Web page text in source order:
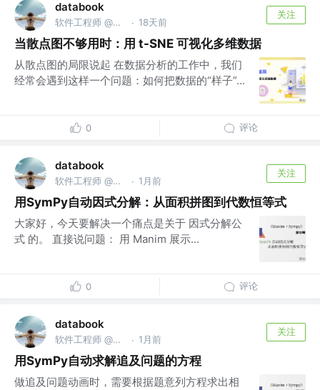
databook
软件工程师 @南京亚原软件有限公司 · 18天前
关注
当散点图不够用时：用 t-SNE 可视化多维数据
从散点图的局限说起 在数据分析的工作中，我们
经常会遇到这样一个问题：如何把数据的“样子”...
0 评论
databook
软件工程师 @南京亚原软件有限公司 · 1月前
关注
用SymPy自动因式分解：从面积拼图到代数恒等式
大家好，今天要解决一个痛点是关于 因式分解公
式 的。 直接说问题： 用 Manim 展示...
0 评论
databook
软件工程师 @南京亚原软件有限公司 · 1月前
关注
用SymPy自动求解追及问题的方程
做追及问题动画时，需要根据题意列方程求出相